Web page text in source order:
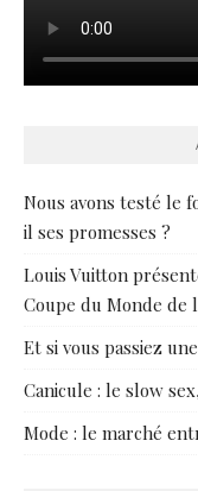
Nous avons testé le
il ses promesses ?
Louis Vuitton
Coupe du Monde de
Et si vous passiez
Canicule : le slow
Mode : le marché